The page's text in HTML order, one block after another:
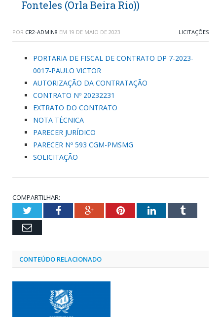
Fonteles (Orla Beira Rio))
POR CR2-ADMIN8 EM 19 DE MAIO DE 2023 LICITAÇÕES
PORTARIA DE FISCAL DE CONTRATO DP 7-2023-
0017-PAULO VICTOR
AUTORIZAÇÃO DA CONTRATAÇÃO
CONTRATO Nº 20232231
EXTRATO DO CONTRATO
NOTA TÉCNICA
PARECER JURÍDICO
PARECER Nº 593 CGM-PMSMG
SOLICITAÇÃO
COMPARTILHAR:
TwitterFacebookGoogle+PinterestLinkedInTumblr
Email
CONTEÚDO RELACIONADO